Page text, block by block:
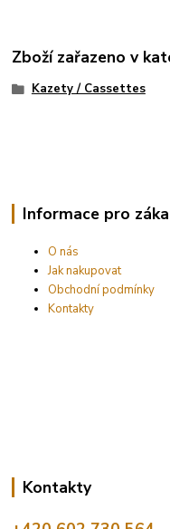
Zboží zařazeno v
Kazety / Cassettes
Informace pro
O nás
Jak nakupovat
Obchodní podmínky
Kontakty
Kontakty